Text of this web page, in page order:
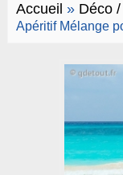
Accueil » Déco
Apéritif Mélange